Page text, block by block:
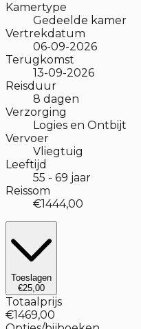
Kamertype
Gedeelde kamer
Vertrekdatum
06-09-2026
Terugkomst
13-09-2026
Reisduur
8 dagen
Verzorging
Logies en Ontbijt
Vervoer
Vliegtuig
Leeftijd
55 - 69 jaar
Reissom
€1444,00
Toeslagen
€25,00
Totaalprijs
€1469,00